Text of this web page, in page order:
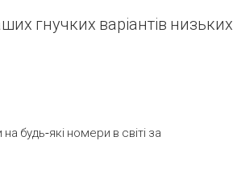
гнучких варіантів низьких
будь-які номери в світі за